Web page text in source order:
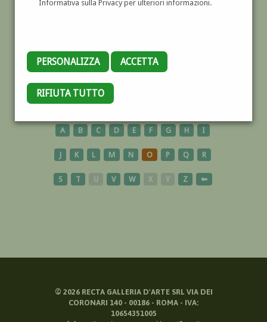
Informativa sulla Privacy per ulteriori informazioni.
PERSONALIZZA ACCETTA
RIFIUTA TUTTO
COLONNA
A B C D E F G H I
J K L M N O P Q R
S T U V W X Y Z ⬅
© 2026RECTA GALLERIA D'ARTE SRL VIA DEI
CORONARI 140 - 00186 - ROMA - IVA:
10654351005